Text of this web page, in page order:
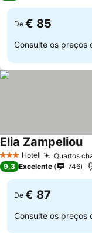
De € 85
Consulte os preços
3 EstrelasHotel Quartos
Elia Zampeliou
9,3 Excelente 746
De € 87
Consulte os preços